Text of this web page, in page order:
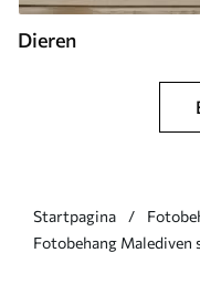
Dieren
Startpagina
Fotobehang Malediven